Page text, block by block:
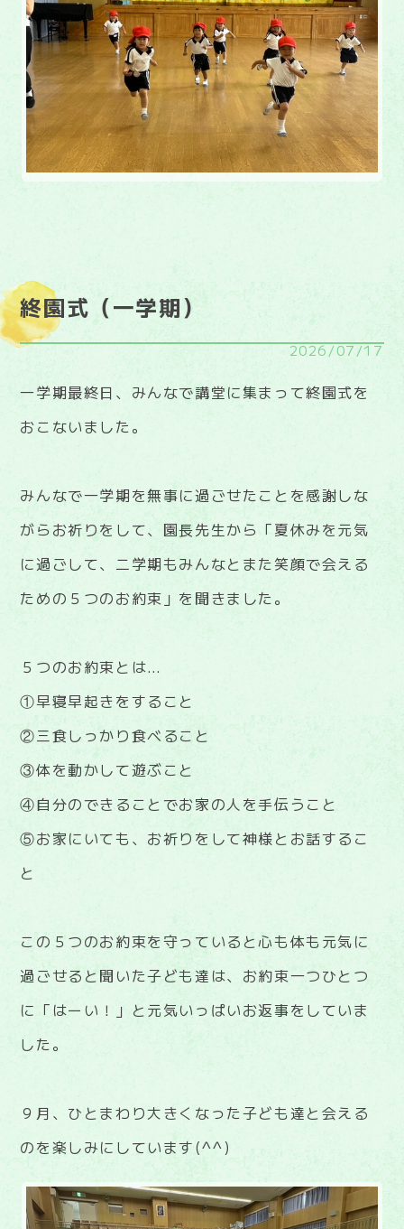
終園式（一学期）
2026/07/17
一学期最終日、みんなで講堂に集まって終園式を
おこないました。
みんなで一学期を無事に過ごせたことを感謝しな
がらお祈りをして、園長先生から「夏休みを元気
に過ごして、二学期もみんなとまた笑顔で会える
ための５つのお約束」を聞きました。
５つのお約束とは…
①早寝早起きをすること
②三食しっかり食べること
③体を動かして遊ぶこと
④自分のできることでお家の人を手伝うこと
⑤お家にいても、お祈りをして神様とお話するこ
と
この５つのお約束を守っていると心も体も元気に
過ごせると聞いた子ども達は、お約束一つひとつ
に「はーい！」と元気いっぱいお返事をしていま
した。
９月、ひとまわり大きくなった子ども達と会える
のを楽しみにしています(^^)